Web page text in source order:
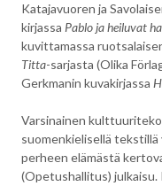
Katajavuoren ja
kirjassa Pablo ja heiluvat
kuvittamassa
Titta-sarjasta (Olika
Gerkmanin kuvakirjassa
Varsinainen
suomenkielisellä
perheen elämästä
(Opetushallitus)